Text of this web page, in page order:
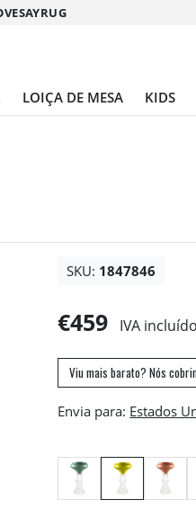
LOIÇA DE MESA KIDS
SKU: 1847846
€459 IVA incluído
Viu mais barato? Nós
Envia para: